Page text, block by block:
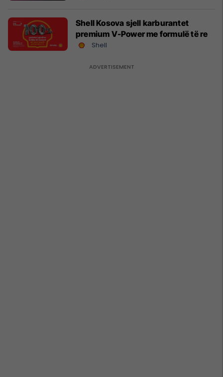
Shell Kosova sjell karburantet
premium V-Power me formulë të re
Shell